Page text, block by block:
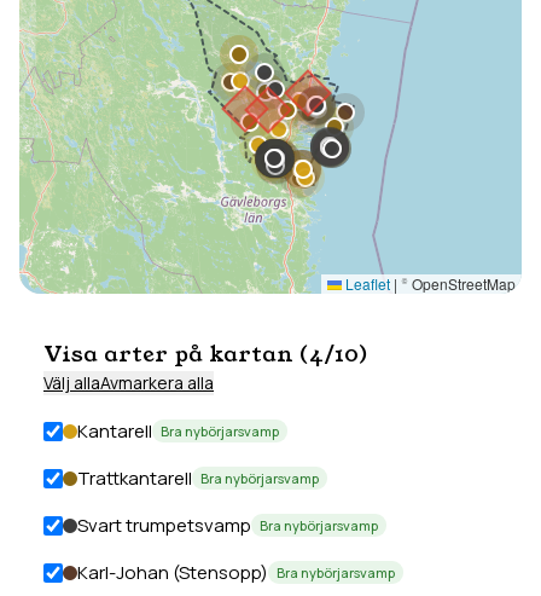
Leaflet | © OpenStreetMap
Visa arter på kartan (4/10)
Välj allaAvmarkera alla
Kantarell Bra nybörjarsvamp
Trattkantarell Bra nybörjarsvamp
Svart trumpetsvamp Bra nybörjarsvamp
Karl-Johan (Stensopp) Bra nybörjarsvamp